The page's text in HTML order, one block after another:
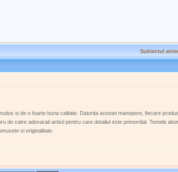
Subiectul
si de o foarte buna calitate. Datorita acestei manopere, fiecare
catre adevarati artisti pentru care detaliul este primordial. Temele
si originalitate.